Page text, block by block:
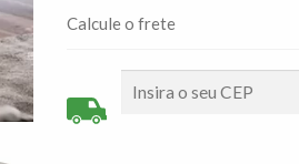
Calcule o frete